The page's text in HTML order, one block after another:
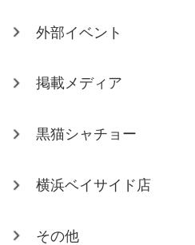
外部イベント
掲載メディア
黒猫シャチョー
横浜ベイサイド店
その他